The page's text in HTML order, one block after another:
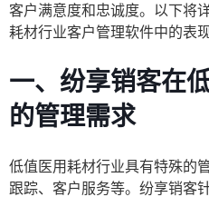
客户满意度和忠诚度。以下将
耗材行业客户管理软件中的表现
一、纷享销客在
的管理需求
低值医用耗材行业具有特殊的
跟踪、客户服务等。纷享销客